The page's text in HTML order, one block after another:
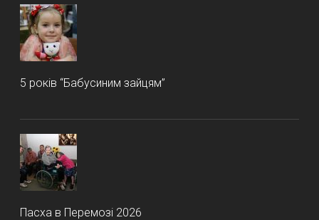
5 років “Бабусиним зайцям”
Пасха в Перемозі 2026